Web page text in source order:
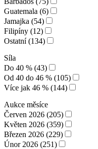
Guatemala (6)
Jamajka (54)
Filipíny (12)
Ostatní (134)
Síla
Do 40 % (43)
Od 40 do 46 % (105)
Více jak 46 % (144)
Aukce měsíce
Červen 2026 (205)
Květen 2026 (359)
Březen 2026 (229)
Únor 2026 (251)